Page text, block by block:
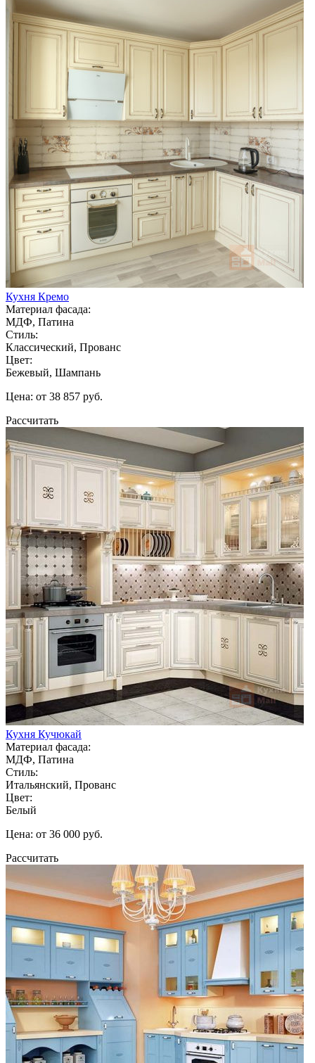
Кухня Кремо
Материал фасада:
МДФ, Патина
Стиль:
Классический, Прованс
Цвет:
Бежевый, Шампань
Цена: от 38 857 руб.
Рассчитать
Кухня Кучюкай
Материал фасада:
МДФ, Патина
Стиль:
Итальянский, Прованс
Цвет:
Белый
Цена: от 36 000 руб.
Рассчитать